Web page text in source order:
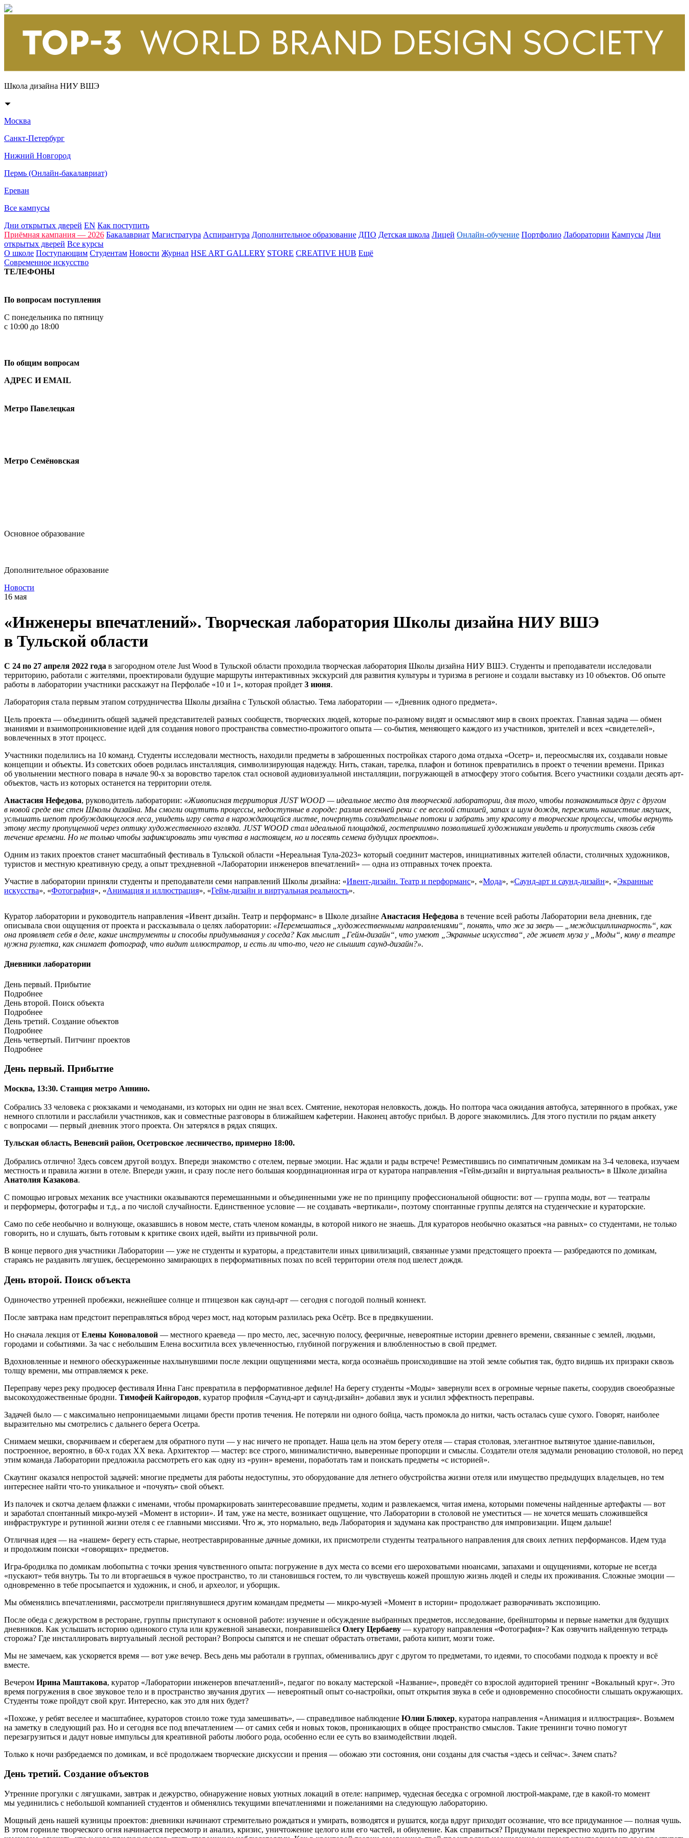
Школа дизайна НИУ ВШЭ
Москва
Санкт-Петербург
Нижний Новгород
Пермь (Онлайн-бакалавриат)
Ереван
Все кампусы
Дни открытых дверей EN Как поступить
Приёмная кампания — 2026 Бакалавриат Магистратура Аспирантура Дополнительное образование ДПО Детская школа Лицей Онлайн-обучение Портфолио Лаборатории Кампусы Дни
открытых дверей Все курсы
О школе Поступающим Студентам Новости Журнал HSE ART GALLERY STORE CREATIVE HUB Ещё
Современное искусство
ТЕЛЕФОНЫ
По вопросам поступления
С понедельника по пятницу
с 10:00 до 18:00
По общим вопросам
АДРЕС И EMAIL
Метро Павелецкая
Метро Семёновская
Основное образование
Дополнительное образование
Новости
16 мая
«Инженеры впечатлений». Творческая лаборатория Школы дизайна НИУ ВШЭ
в Тульской области
С 24 по 27 апреля 2022 года в загородном отеле Just Wood в Тульской области проходила творческая лаборатория Школы дизайна НИУ ВШЭ. Студенты и преподаватели исследовали
территорию, работали с жителями, проектировали будущие маршруты интерактивных экскурсий для развития культуры и туризма в регионе и создали выставку из 10 объектов. Об опыте
работы в лаборатории участники расскажут на Перфолабе «10 и 1», которая пройдет 3 июня.
Лаборатория стала первым этапом сотрудничества Школы дизайна с Тульской областью. Тема лаборатории — «Дневник одного предмета».
Цель проекта — объединить общей задачей представителей разных сообществ, творческих людей, которые по-разному видят и осмысляют мир в своих проектах. Главная задача — обмен
знаниями и взаимопроникновение идей для создания нового пространства совместно-прожитого опыта — со-бытия, меняющего каждого из участников, зрителей и всех «свидетелей»,
вовлеченных в этот процесс.
Участники поделились на 10 команд. Студенты исследовали местность, находили предметы в заброшенных постройках старого дома отдыха «Осетр» и, переосмысляя их, создавали новые
концепции и объекты. Из советских обоев родилась инсталляция, символизирующая надежду. Нить, стакан, тарелка, плафон и ботинок превратились в проект о течении времени. Приказ
об увольнении местного повара в начале 90-х за воровство тарелок стал основой аудиовизуальной инсталляции, погружающей в атмосферу этого события. Всего участники создали десять арт-
объектов, часть из которых останется на территории отеля.
Анастасия Нефедова, руководитель лаборатории: «Живописная территория JUST WOOD — идеальное место для творческой лаборатории, для того, чтобы познакомиться друг с другом
в новой среде вне стен Школы дизайна. Мы смогли ощутить процессы, недоступные в городе: разлив весенней реки с ее веселой стихией, запах и шум дождя, пережить нашествие лягушек,
услышать шепот пробуждающегося леса, увидеть игру света в нарождающейся листве, почерпнуть созидательные потоки и забрать эту красоту в творческие процессы, чтобы вернуть
этому месту пропущенной через оптику художественного взгляда. JUST WOOD стал идеальной площадкой, гостеприимно позволившей художникам увидеть и пропустить сквозь себя
течение времени. Но не только чтобы зафиксировать эти чувства в настоящем, но и посеять семена будущих проектов».
Одним из таких проектов станет масштабный фестиваль в Тульской области «Нереальная Тула-2023» который соединит мастеров, инициативных жителей области, столичных художников,
туристов и местную креативную среду, а опыт трехдневной «Лаборатории инженеров впечатлений» — одна из отправных точек проекта.
Участие в лаборатории приняли студенты и преподаватели семи направлений Школы дизайна: «Ивент-дизайн. Театр и перформанс», «Мода», «Саунд-арт и саунд-дизайн», «Экранные
искусства», «Фотография», «Анимация и иллюстрация», «Гейм-дизайн и виртуальная реальность».
Куратор лаборатории и руководитель направления «Ивент дизайн. Театр и перформанс» в Школе дизайне Анастасия Нефедова в течение всей работы Лаборатории вела дневник, где
описывала свои ощущения от проекта и рассказывала о целях лаборатории: «Перемешаться „художественными направлениями“, понять, что же за зверь — „междисциплинарность“, как
она проявляет себя в деле, какие инструменты и способы придумывания у соседа? Как мыслит „Гейм-дизайн“, что умеют „Экранные искусства“, где живет муза у „Моды“, кому в театре
нужна рулетка, как снимает фотограф, что видит иллюстратор, и есть ли что-то, чего не слышит саунд-дизайн?».
Дневники лаборатории
День первый. Прибытие
Подробнее
День второй. Поиск объекта
Подробнее
День третий. Создание объектов
Подробнее
День четвертый. Питчинг проектов
Подробнее
День первый. Прибытие
Москва, 13:30. Станция метро Аннино.
Собрались 33 человека с рюкзаками и чемоданами, из которых ни один не знал всех. Смятение, некоторая неловкость, дождь. Но полтора часа ожидания автобуса, затерянного в пробках, уже
немного сплотили и расслабили участников, как и совместные разговоры в ближайшем кафетерии. Наконец автобус прибыл. В дороге знакомились. Для этого пустили по рядам анкету
с вопросами — первый дневник этого проекта. Он затерялся в рядах спящих.
Тульская область, Веневсий район, Осетровское лесничество, примерно 18:00.
Добрались отлично! Здесь совсем другой воздух. Впереди знакомство с отелем, первые эмоции. Нас ждали и рады встрече! Резместившись по симпатичным домикам на 3-4 человека, изучаем
местность и правила жизни в отеле. Впереди ужин, и сразу после него большая координационная игра от куратора направления «Гейм-дизайн и виртуальная реальность» в Школе дизайна
Анатолия Казакова.
С помощью игровых механик все участники оказываются перемешанными и объединенными уже не по принципу профессиональной общности: вот — группа моды, вот — театралы
и перформеры, фотографы и т.д., а по числой случайности. Единственное условие — не создавать «вертикали», поэтому спонтанные группы делятся на студенческие и кураторские.
Само по себе необычно и волнующе, оказавшись в новом месте, стать членом команды, в которой никого не знаешь. Для кураторов необычно оказаться «на равных» со студентами, не только
говорить, но и слушать, быть готовым к критике своих идей, выйти из привычной роли.
В конце первого дня участники Лаборатории — уже не студенты и кураторы, а представители иных цивилизаций, связанные узами предстоящего проекта — разбредаются по домикам,
стараясь не раздавить лягушек, бесцеремонно замирающих в перформативных позах по всей территории отеля под шелест дождя.
День второй. Поиск объекта
Одиночество утренней пробежки, нежнейшее солнце и птицезвон как саунд-арт — сегодня с погодой полный коннект.
После завтрака нам предстоит переправляться вброд через мост, над которым разлилась река Осётр. Все в предвкушении.
Но сначала лекция от Елены Коноваловой — местного краеведа — про место, лес, засечную полосу, фееричные, невероятные истории древнего времени, связанные с землей, людьми,
городами и событиями. За час с небольшим Елена восхитила всех увлеченностью, глубиной погружения и влюбленностью в свой предмет.
Вдохновленные и немного обескураженные нахлынувшими после лекции ощущениями места, когда осознаёшь происходившие на этой земле события так, будто видишь их призраки сквозь
толщу времени, мы отправляемся к реке.
Переправу через реку продюсер фестиваля Инна Ганс превратила в перформативное дефиле! На берегу студенты «Моды» завернули всех в огромные черные пакеты, соорудив своеобразные
высокохудожественные бродни. Тимофей Кайгородов, куратор профиля «Саунд-арт и саунд-дизайн» добавил звук и усилил эффектность переправы.
Задачей было — с максимально непроницаемыми лицами брести против течения. Не потеряли ни одного бойца, часть промокла до нитки, часть осталась суше сухого. Говорят, наиболее
выразительно мы смотрелись с дальнего берега Осетра.
Снимаем мешки, сворачиваем и сберегаем для обратного пути — у нас ничего не пропадет. Наша цель на этом берегу отеля — старая столовая, элегантное вытянутое здание-павильон,
построенное, вероятно, в 60-х годах ХХ века. Архитектор — мастер: все строго, минималистично, выверенные пропорции и смыслы. Создатели отеля задумали реновацию столовой, но перед
этим команда Лаборатории предложила рассмотреть его как одну из «руин» времени, поработать там и поискать предметы «с историей».
Скаутинг оказался непростой задачей: многие предметы для работы недоступны, это оборудование для летнего обустройства жизни отеля или имущество предыдущих владельцев, но тем
интереснее найти что-то уникальное и «почуять» свой объект.
Из палочек и скотча делаем флажки с именами, чтобы промаркировать заинтересовавшие предметы, ходим и развлекаемся, читая имена, которыми помечены найденные артефакты — вот
и заработал спонтанный микро-музей «Момент в истории». И там, уже на месте, возникает ощущение, что Лаборатории в столовой не уместиться — не хочется мешать сложившейся
инфраструктуре и рутинной жизни отеля с ее главными миссиями. Что ж, это нормально, ведь Лаборатория и задумана как пространство для импровизации. Ищем дальше!
Отличная идея — на «нашем» берегу есть старые, неотреставрированные дачные домики, их присмотрели студенты театрального направления для своих летних перформансов. Идем туда
и продолжим поиски «говорящих» предметов.
Игра-бродилка по домикам любопытна с точки зрения чувственного опыта: погружение в дух места со всеми его шероховатыми нюансами, запахами и ощущениями, которые не всегда
«пускают» тебя внутрь. Ты то ли вторгаешься в чужое пространство, то ли становишься гостем, то ли чувствуешь кожей прошлую жизнь людей и следы их проживания. Сложные эмоции —
одновременно в тебе просыпается и художник, и сноб, и археолог, и уборщик.
Мы обменялись впечатлениями, рассмотрели приглянувшиеся другим командам предметы — микро-музей «Момент в истории» продолжает разворачивать экспозицию.
После обеда с дежурством в ресторане, группы приступают к основной работе: изучение и обсуждение выбранных предметов, исследование, брейнштормы и первые наметки для будущих
дневников. Как услышать историю одинокого стула или кружевной занавески, понравившейся Олегу Цербаеву — куратору направления «Фотография»? Как озвучить найденную тетрадь
сторожа? Где инсталлировать виртуальный лесной ресторан? Вопросы сыпятся и не спешат обрастать ответами, работа кипит, мозги тоже.
Мы не замечаем, как ускоряется время — вот уже вечер. Весь день мы работали в группах, обменивались друг с другом то предметами, то идеями, то способами подхода к проекту и всё
вместе.
Вечером Ирина Маштакова, куратор «Лаборатории инженеров впечатлений», педагог по вокалу мастерской «Название», проведёт со взрослой аудиторией тренинг «Вокальный круг». Это
время погружения в свое звуковое тело и в пространство звучания других — невероятный опыт со-настройки, опыт открытия звука в себе и одновременно способности слышать окружающих.
Студенты тоже пройдут свой круг. Интересно, как это для них будет?
«Похоже, у ребят веселее и масштабнее, кураторов стоило тоже туда замешивать», — справедливое наблюдение Юлии Блюхер, куратора направления «Анимация и иллюстрация». Возьмем
на заметку в следующий раз. Но и сегодня все под впечатлением — от самих себя и новых токов, проникающих в общее пространство смыслов. Такие тренинги точно помогут
перезагрузиться и дадут новые импульсы для креативной работы любого рода, особенно если ее суть во взаимодействии людей.
Только к ночи разбредаемся по домикам, и всё продолжаем творческие дискуссии и прения — обожаю эти состояния, они созданы для счастья «здесь и сейчас». Зачем спать?
День третий. Создание объектов
Утренние прогулки с лягушками, завтрак и дежурство, обнаружение новых уютных локаций в отеле: например, чудесная беседка с огромной люстрой-макраме, где в какой-то момент
мы уединились с небольшой компанией студентов и обменялись текущими впечатлениями и пожеланиями на следующую лабораторию.
Мощный день нашей кузницы проектов: дневники начинают стремительно рождаться и умирать, возводятся и рушатся, когда вдруг приходит осознание, что все придуманное — полная чушь.
В этом горниле творческого огня начинается пересмотр и анализ, кризис, уничтожение целого или его частей, и обнуление. Как справиться? Придумали перекрестно ходить по другим